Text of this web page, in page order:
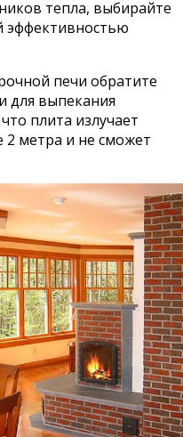
тепла, выбирайте
эффективностью
печи обратите
для выпекания
плита излучает
2 метра и не сможет